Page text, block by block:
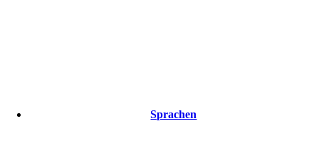
Sprachen